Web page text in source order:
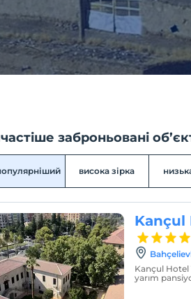
заброньовані
висока зірка
Kançul
Kançul Hotel
yarım